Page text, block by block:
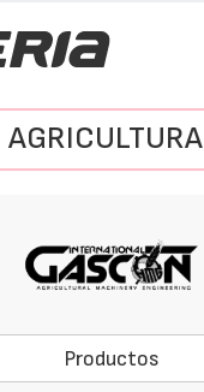
AGRICULTURA
Productos